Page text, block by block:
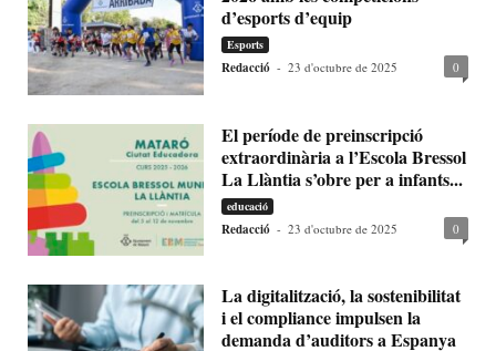
d’esports d’equip
Esports
Redacció - 23 d'octubre de 2025 0
El període de preinscripció
extraordinària a l’Escola Bressol
La Llàntia s’obre per a infants...
educació
Redacció - 23 d'octubre de 2025 0
La digitalització, la sostenibilitat
i el compliance impulsen la
demanda d’auditors a Espanya